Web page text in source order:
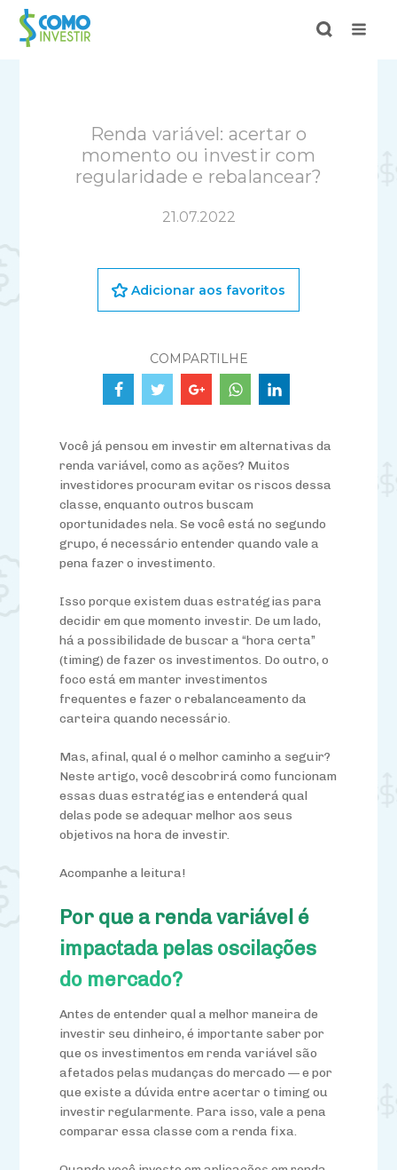
Renda variável: acertar o
momento ou investir com
regularidade e rebalancear?
21.07.2022
Adicionar aos favoritos
COMPARTILHE
Você já pensou em investir em alternativas da
renda variável, como as ações? Muitos
investidores procuram evitar os riscos dessa
classe, enquanto outros buscam
oportunidades nela. Se você está no segundo
grupo, é necessárioentender quando vale a
pena fazer o investimento.
Isso porque existem duas estratégias para
decidir em que momento investir. De um lado,
há apossibilidade de buscar a “hora certa”
(timing) de fazer os investimentos. Do outro, o
foco está em manter investimentos
frequentes e fazer o rebalanceamento da
carteira quando necessário.
Mas, afinal,qual é o melhor caminho a seguir?
Neste artigo,você descobrirá como funcionam
essas duas estratégias eentenderá qual
delas pode se adequar melhor aos seus
objetivos na hora de investir.
Acompanhe a leitura!
Por que a renda variável é
impactada pelas oscilações
do mercado?
Antes de entender qual a melhor maneira de
investir seu dinheiro, é importante saber por
que os investimentos em renda variável são
afetados pelas mudanças do mercado — e por
que existe a dúvida entre acertar o timing ou
investir regularmente. Para isso, vale a pena
comparar essa classe com a renda fixa.